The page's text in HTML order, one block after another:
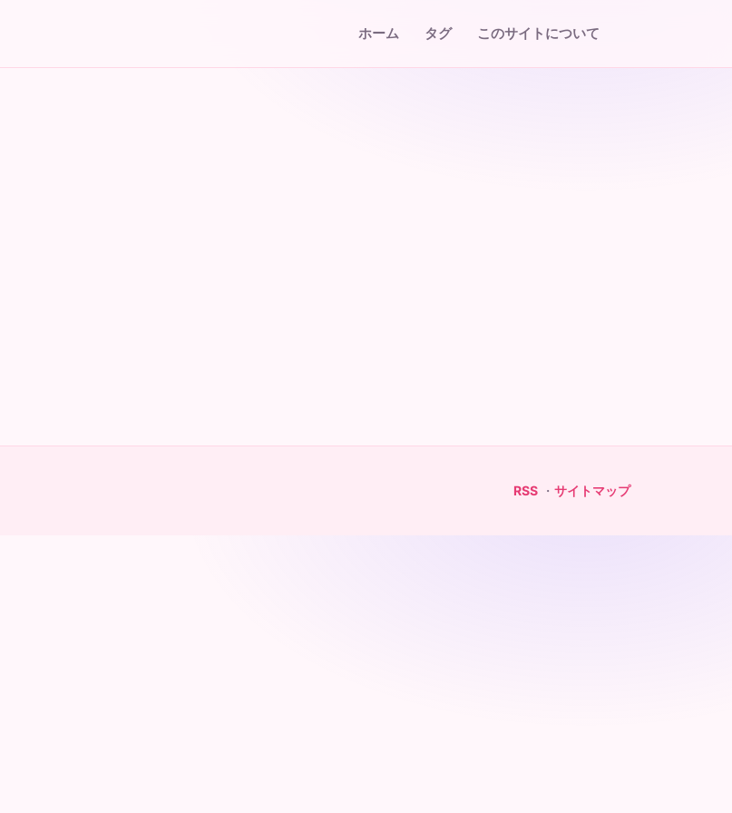
ホーム タグ このサイトについて
RSS ・ サイトマップ